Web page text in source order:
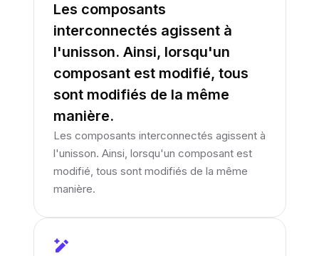
Les composants
interconnectés agissent à
l'unisson. Ainsi, lorsqu'un
composant est modifié, tous
sont modifiés de la même
manière.
Les composants interconnectés agissent à
l'unisson. Ainsi, lorsqu'un composant est
modifié, tous sont modifiés de la même
manière.